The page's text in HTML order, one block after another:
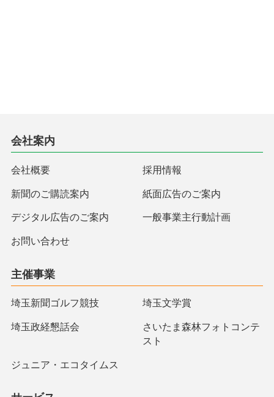
会社案内
会社概要 採用情報
新聞のご購読案内 紙面広告のご案内
デジタル広告のご案内 一般事業主行動計画
お問い合わせ
主催事業
埼玉新聞ゴルフ競技 埼玉文学賞
埼玉政経懇話会
さいたま森林フォトコンテ
スト
ジュニア・エコタイムス